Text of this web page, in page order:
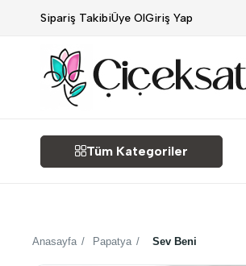
Sipariş TakibiÜye OlGiriş Yap
Çiçek
Satış
Tüm Kategoriler
Anasayfa / Papatya / Sev Beni